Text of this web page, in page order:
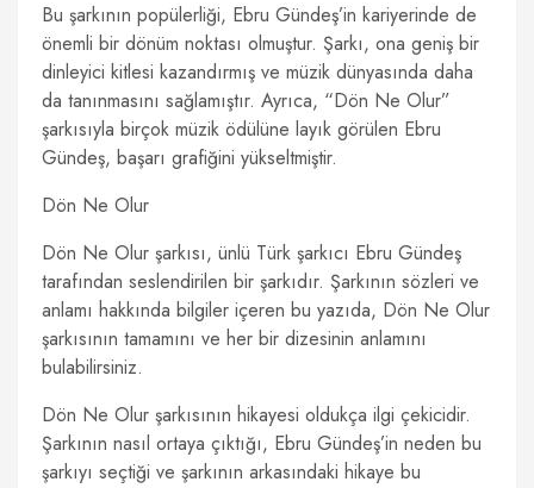
Bu şarkının popülerliği, Ebru Gündeş’in kariyerinde de
önemli bir dönüm noktası olmuştur. Şarkı, ona geniş bir
dinleyici kitlesi kazandırmış ve müzik dünyasında daha
da tanınmasını sağlamıştır. Ayrıca, “Dön Ne Olur”
şarkısıyla birçok müzik ödülüne layık görülen Ebru
Gündeş, başarı grafiğini yükseltmiştir.
Dön Ne Olur
Dön Ne Olur şarkısı, ünlü Türk şarkıcı Ebru Gündeş
tarafından seslendirilen bir şarkıdır. Şarkının sözleri ve
anlamı hakkında bilgiler içeren bu yazıda, Dön Ne Olur
şarkısının tamamını ve her bir dizesinin anlamını
bulabilirsiniz.
Dön Ne Olur şarkısının hikayesi oldukça ilgi çekicidir.
Şarkının nasıl ortaya çıktığı, Ebru Gündeş’in neden bu
şarkıyı seçtiği ve şarkının arkasındaki hikaye bu